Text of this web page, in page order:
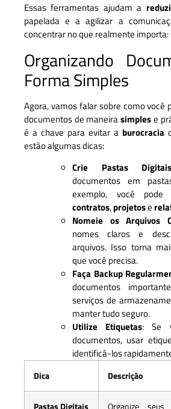
Essas ferramentas ajudam a
papelada e a agilizar a
concentrar no que realmente
Organizando
Forma Simples
Agora, vamos falar sobre como você
documentos de maneirasimplese
é a chave para evitar a burocracia
estão algumas dicas:
Crie Pastas Digitais
documentos em
exemplo, você
contratos,projetose
Nomeie os Arquivos
nomes claros e
arquivos. Isso torna
que você precisa.
Faça Backup
documentos
serviços de
manter tudo seguro.
Utilize Etiquetas: Se
documentos, usar
identificá-los
Dica Descrição
Pastas Digitais Organize seus